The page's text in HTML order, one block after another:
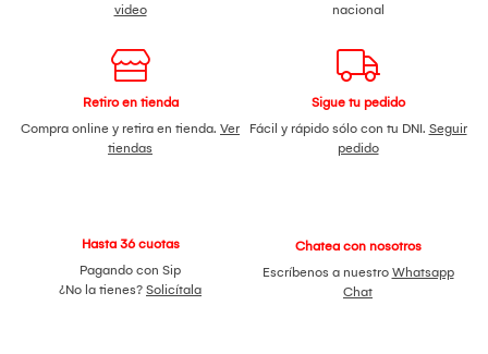
video
nacional
Retiro en tienda
Compra online y retira en tienda. Ver
tiendas
Sigue tu pedido
Fácil y rápido sólo con tu DNI. Seguir
pedido
Hasta 36 cuotas
Pagando con Sip
¿No la tienes? Solicítala
Chatea con nosotros
Escríbenos a nuestro Whatsapp
Chat